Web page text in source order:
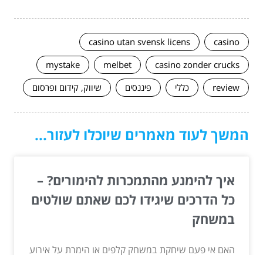
casino
casino utan svensk licens
casino zonder crucks
melbet
mystake
review
כללי פיננסים שיווק, קידום ופרסום
המשך לעוד מאמרים שיוכלו לעזור...
איך להימנע מהתמכרות להימורים? –
כל הדרכים שיגידו לכם שאתם שולטים
במשחק
האם אי פעם שיחקת במשחק קלפים או הימרת על אירוע